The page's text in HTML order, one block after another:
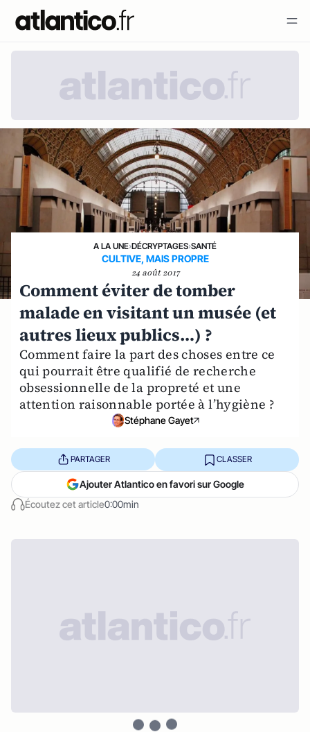
A LA UNE›DÉCRYPTAGES›SANTÉ
CULTIVE, MAIS PROPRE
24 août 2017
Comment éviter de tomber
malade en visitant un musée (et
autres lieux publics…) ?
Comment faire la part des choses entre ce
qui pourrait être qualifié de recherche
obsessionnelle de la propreté et une
attention raisonnable portée à l’hygiène ?
Stéphane Gayet
Écoutez cet article0:00min
PARTAGER CLASSER
Ajouter Atlantico en favori sur Google